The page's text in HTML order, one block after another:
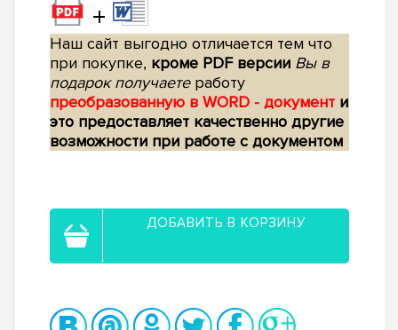
+
Наш сайт выгодно отличается тем что
при покупке, кроме PDF версии Вы в
подарок получаетеработу
преобразованную в WORD - документ и
это предоставляет качественно другие
возможности при работе с документом
ДОБАВИТЬ В КОРЗИНУ